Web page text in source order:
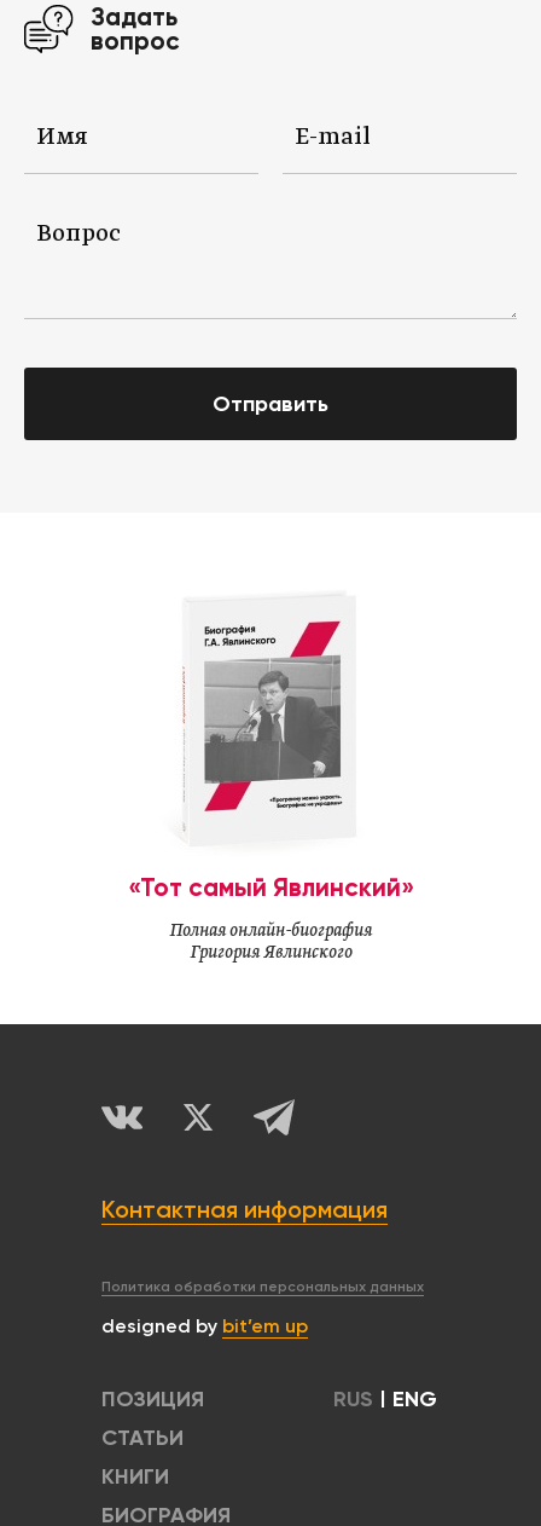
Задать
вопрос
Отправить
«Тот самый Явлинский»
Полная онлайн-биография
Григория Явлинского
Контактная информация
Политика обработки персональных данных
designed by bit’em up
ПОЗИЦИЯ
СТАТЬИ
КНИГИ
БИОГРАФИЯ
RUS | ENG